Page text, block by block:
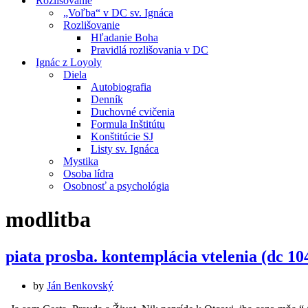
„Voľba“ v DC sv. Ignáca
Rozlišovanie
Hľadanie Boha
Pravidlá rozlišovania v DC
Ignác z Loyoly
Diela
Autobiografia
Denník
Duchovné cvičenia
Formula Inštitútu
Konštitúcie SJ
Listy sv. Ignáca
Mystika
Osoba lídra
Osobnosť a psychológia
modlitba
piata prosba. kontemplácia vtelenia (dc
by Ján Benkovský